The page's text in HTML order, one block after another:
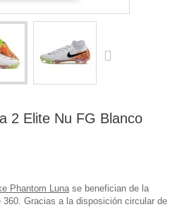
2 Elite Nu FG Blanco
Phantom Lunase benefician de la
360. Gracias a la disposición circular de